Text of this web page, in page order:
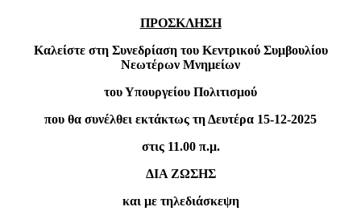
ΠΡΟΣΚΛΗΣΗ
Καλείστε στη Συνεδρίαση του Κεντρικού Συμβουλίου
Νεωτέρων Μνημείων
του Υπουργείου Πολιτισμού
που θα συνέλθει εκτάκτως τη Δευτέρα 15-12-2025
στις 11.00 π.μ.
ΔΙΑ ΖΩΣΗΣ
και με τηλεδιάσκεψη